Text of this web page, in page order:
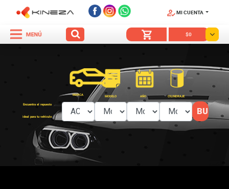
MI CUENTA
$0
Encuentra el repuesto
ideal para tu vehículo
MARCA MODELO AÑO CILINDRAJE